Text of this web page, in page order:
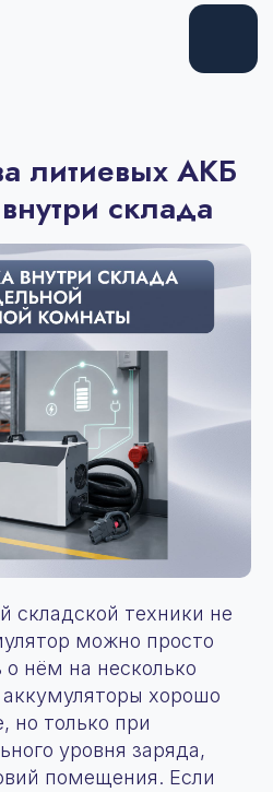
литиевых АКБ
склада
складской техники не
можно просто
нём на несколько
хорошо
но только при
уровня заряда,
помещения. Если